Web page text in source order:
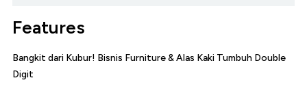
Features
Bangkit dari Kubur! Bisnis Furniture & Alas Kaki Tumbuh Double
Digit